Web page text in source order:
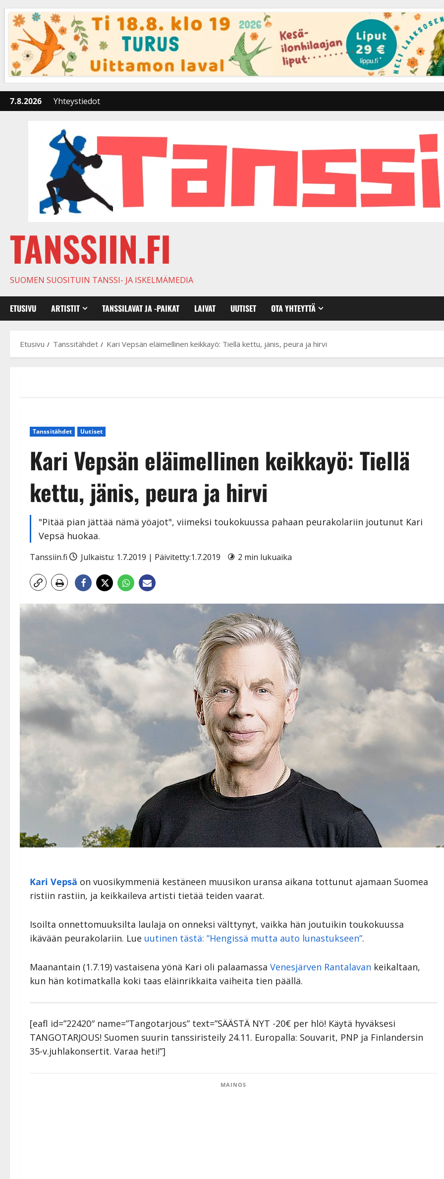
content
7.8.2026 Yhteystiedot
TANSSIIN.FI
SUOMEN SUOSITUIN TANSSI- JA ISKELMÄMEDIA
ETUSIVU ARTISTIT TANSSILAVAT JA -PAIKAT LAIVAT UUTISET OTA YHTEYTTÄ
Etusivu Tanssitähdet Kari Vepsän eläimellinen keikkayö: Tiellä kettu, jänis, peura ja hirvi
Tanssitähdet Uutiset
Kari Vepsän eläimellinen keikkayö: Tiellä
kettu, jänis, peura ja hirvi
"Pitää pian jättää nämä yöajot", viimeksi toukokuussa pahaan peurakolariin joutunut Kari
Vepsä huokaa.
Tanssiin.fi Julkaistu: 1.7.2019 | Päivitetty:1.7.2019 2 min lukuaika
Kari Vepsä on vuosikymmeniä kestäneen muusikon uransa aikana tottunut ajamaan Suomea
ristiin rastiin, ja keikkaileva artisti tietää teiden vaarat.
Isoilta onnettomuuksilta laulaja on onneksi välttynyt, vaikka hän joutuikin toukokuussa
ikävään peurakolariin. Lue uutinen tästä: ”Hengissä mutta auto lunastukseen”.
Maanantain (1.7.19) vastaisena yönä Kari oli palaamassa Venesjärven Rantalavan keikaltaan,
kun hän kotimatkalla koki taas eläinrikkaita vaiheita tien päällä.
[eafl id=”22420″ name=”Tangotarjous” text=”SÄÄSTÄ NYT -20€ per hlö! Käytä hyväksesi
TANGOTARJOUS! Suomen suurin tanssiristeily 24.11. Europalla: Souvarit, PNP ja Finlandersin
35-v.juhlakonsertit. Varaa heti!”]
MAINOS